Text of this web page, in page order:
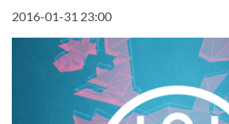
2016-01-31 23:00